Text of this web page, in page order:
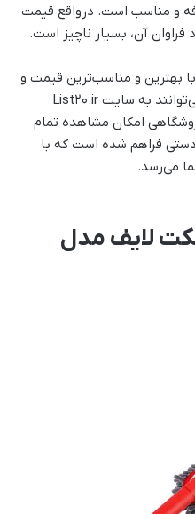
و مناسب است. درواقع قیمت
فراوان آن، بسیار ناچیز است.
بهترین و مناسب‌ترین قیمت و
به صورت غیرحضوری تهیه کنند، می‌توانند به سایت List20.ir
امکان مشاهده تمام
فراهم شده است که با
می‌رسد.
لایف مدل